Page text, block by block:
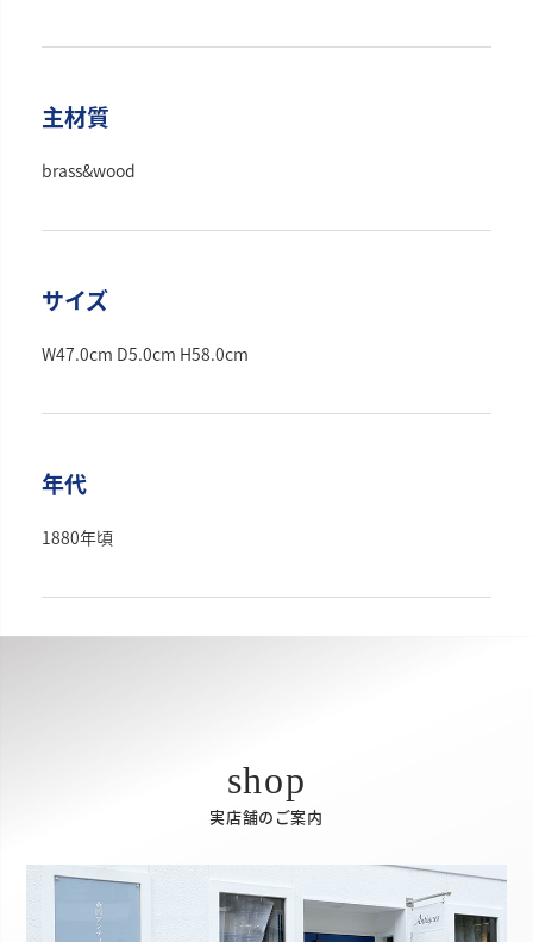
主材質
brass&wood
サイズ
W47.0cm D5.0cm H58.0cm
年代
1880年頃
実店舗のご案内